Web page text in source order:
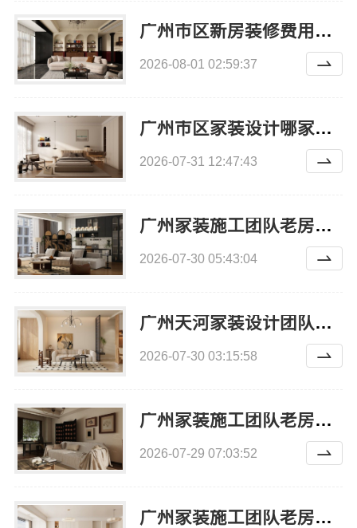
广州市区新房装修费用明细，精匠饰家整装报价透明
2026-08-01 02:59:37
广州市区家装设计哪家好毛坯房，精匠饰家（广州）家居建材有限公司
2026-07-31 12:47:43
广州家装施工团队老房翻新，精匠饰家全铝家居焕新您的空间
2026-07-30 05:43:04
广州天河家装设计团队拎包入住：精匠饰家环保整装交付案例。
2026-07-30 03:15:58
广州家装施工团队老房翻新精匠饰家零甲醛环保
2026-07-29 07:03:52
广州家装施工团队老房翻新 - 精匠饰家（广州）家居建材有限公司